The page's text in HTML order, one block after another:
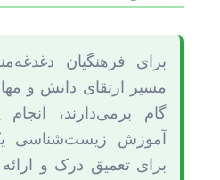
برای فرهنگیان
مسیر ارتقای دانش و
گام برمی‌دارند، انجام
آموزش زیست‌شناسی
برای تعمیق درک و ارائه